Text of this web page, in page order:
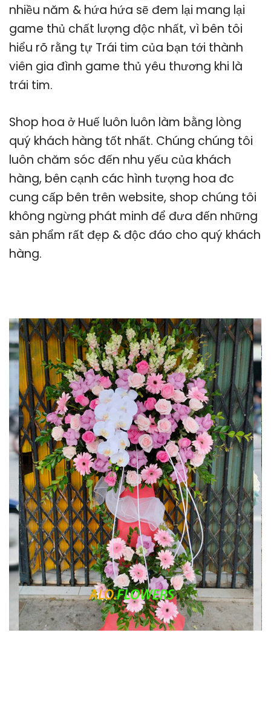
nhiều năm & hứa hứa sẽ đem lại mang lại
game thủ chất lượng độc nhất, vì bên tôi
hiểu rõ rằng tự Trái tim của bạn tới thành
viên gia đình game thủ yêu thương khi là
trái tim.
Shop hoa ở Huế luôn luôn làm bằng lòng
quý khách hàng tốt nhất. Chúng chúng tôi
luôn chăm sóc đến nhu yếu của khách
hàng, bên cạnh các hình tượng hoa đc
cung cấp bên trên website, shop chúng tôi
không ngừng phát minh để đưa đến những
sản phẩm rất đẹp & độc đáo cho quý khách
hàng.